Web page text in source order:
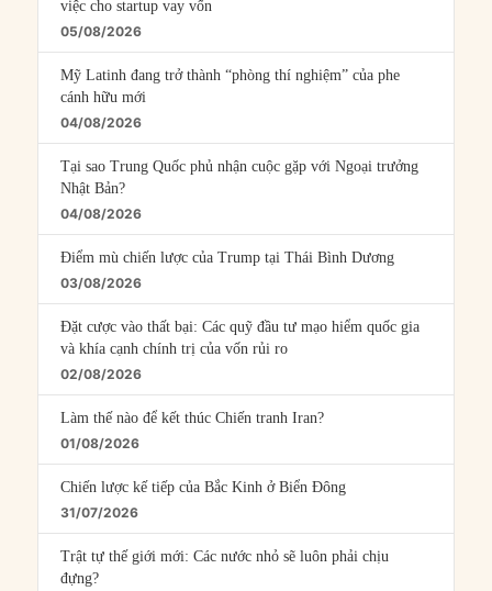
việc cho startup vay vốn
05/08/2026
Mỹ Latinh đang trở thành “phòng thí nghiệm” của phe
cánh hữu mới
04/08/2026
Tại sao Trung Quốc phủ nhận cuộc gặp với Ngoại trưởng
Nhật Bản?
04/08/2026
Điểm mù chiến lược của Trump tại Thái Bình Dương
03/08/2026
Đặt cược vào thất bại: Các quỹ đầu tư mạo hiểm quốc gia
và khía cạnh chính trị của vốn rủi ro
02/08/2026
Làm thế nào để kết thúc Chiến tranh Iran?
01/08/2026
Chiến lược kế tiếp của Bắc Kinh ở Biển Đông
31/07/2026
Trật tự thế giới mới: Các nước nhỏ sẽ luôn phải chịu
đựng?